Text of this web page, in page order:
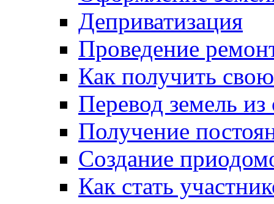
Деприватизация
Проведение
Как получить
Перевод земель
Получение
Создание
Как стать